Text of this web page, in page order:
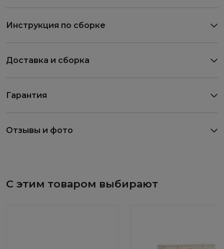
Инструкция по сборке
Доставка и сборка
Гарантия
Отзывы и фото
С этим товаром выбирают